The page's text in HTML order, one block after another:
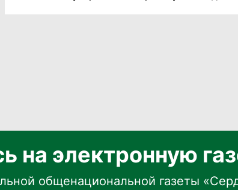
на электронную
общенациональной газеты